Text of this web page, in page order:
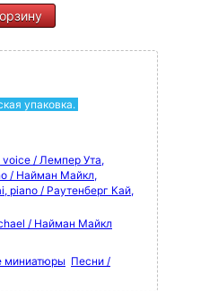
упаковка.
voice / Лемпер Ута,
/ Найман Майкл,
piano / Раутенберг Кай,
/ Найман Майкл
миниатюры Песни /